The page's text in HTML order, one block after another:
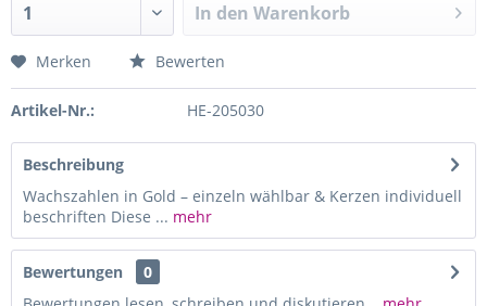
In den Warenkorb
Merken Bewerten
Artikel-Nr.: HE-205030
Beschreibung
Wachszahlen in Gold – einzeln wählbar & Kerzen individuell
beschriften Diese ... mehr
Bewertungen
0